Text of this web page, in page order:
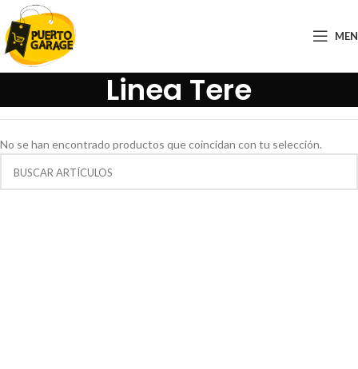
Linea Tere
No se han encontrado productos que coincidan con tu selección.